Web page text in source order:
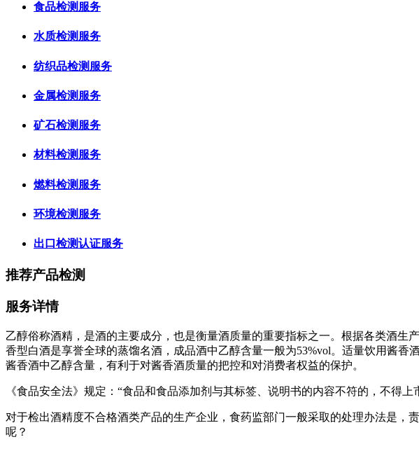
食品检测服务
水质检测服务
纺织品检测服务
金属检测服务
矿石检测服务
材料检测服务
燃料检测服务
环境检测服务
出口检测认证服务
推荐产品检测
服务详情
乙醇俗称酒精，是酒的主要成分，也是衡量酒质量的重要指标之一。根据各类酒生
香型白酒是享誉全球的蒸馏名酒，成品酒中乙醇含量一般为53%vol。适量饮用酱
酱香酒中乙醇含量，有利于对酱香酒质量的把控和对消费者权益的保护。
《食品安全法》规定：“食品和食品添加剂与其标签、说明书的内容不符的，不得
对于检出酒精度不合格酒类产品的生产企业，食药监部门一般采取的处理办法是
呢？